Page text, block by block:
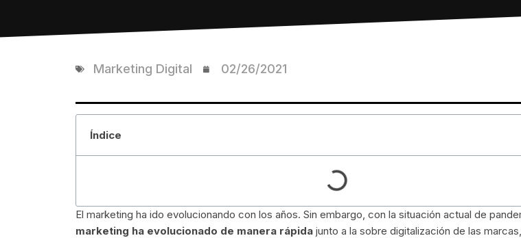
Marketing Digital 02/26/2021
Índice
El marketing ha ido evolucionando con los años. Sin embargo, con la situación actual de
marketing ha evolucionado de manera rápida junto a la sobre digitalización de las